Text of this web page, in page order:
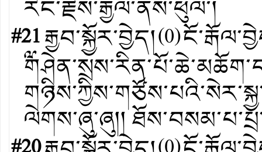
རིང་རྗེས་རྒྱལ་ནས་ཕུལ་།
#21རྒྱབ་སྐྱོར་བྱེད།(0)
ལེགས་ཞུ་ཞུ།།